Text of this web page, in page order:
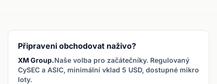
Připraveni obchodovat naživo?
XM Group.Naše volba pro začátečníky. Regulovaný
CySEC a ASIC, minimální vklad 5 USD, dostupné mikro
loty.